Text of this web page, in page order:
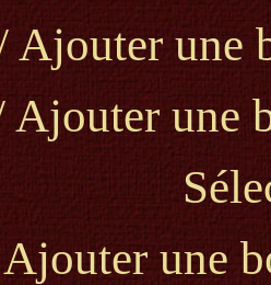
Ajouter une
Ajouter une
une